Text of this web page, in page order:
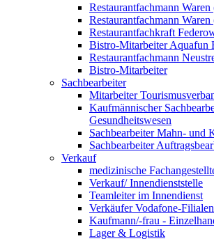
Restaurantfachmann
Restaurantfachmann
Restaurantfachkraft
Bistro-Mitarbeiter Aquafun
Restaurantfachmann
Bistro-Mitarbeiter
Sachbearbeiter
Mitarbeiter
Kaufmännischer
Gesundheitswesen
Sachbearbeiter Mahn- und
Sachbearbeiter
Verkauf
medizinische
Verkauf/ Innendienststelle
Teamleiter im Innendienst
Verkäufer Vodafone-Filialen
Kaufmann/-frau -
Lager & Logistik